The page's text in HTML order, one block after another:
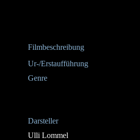
Filmbeschreibung
Ur-/Erstaufführung
Genre
Darsteller
Ulli Lommel